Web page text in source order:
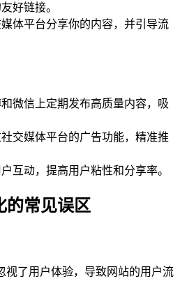
好链接。
体平台分享你的内容，并引导流
微信上定期发布高质量内容，吸
交媒体平台的广告功能，精准推
互动，提高用户粘性和分享率。
的常见误区
视了用户体验，导致网站的用户流